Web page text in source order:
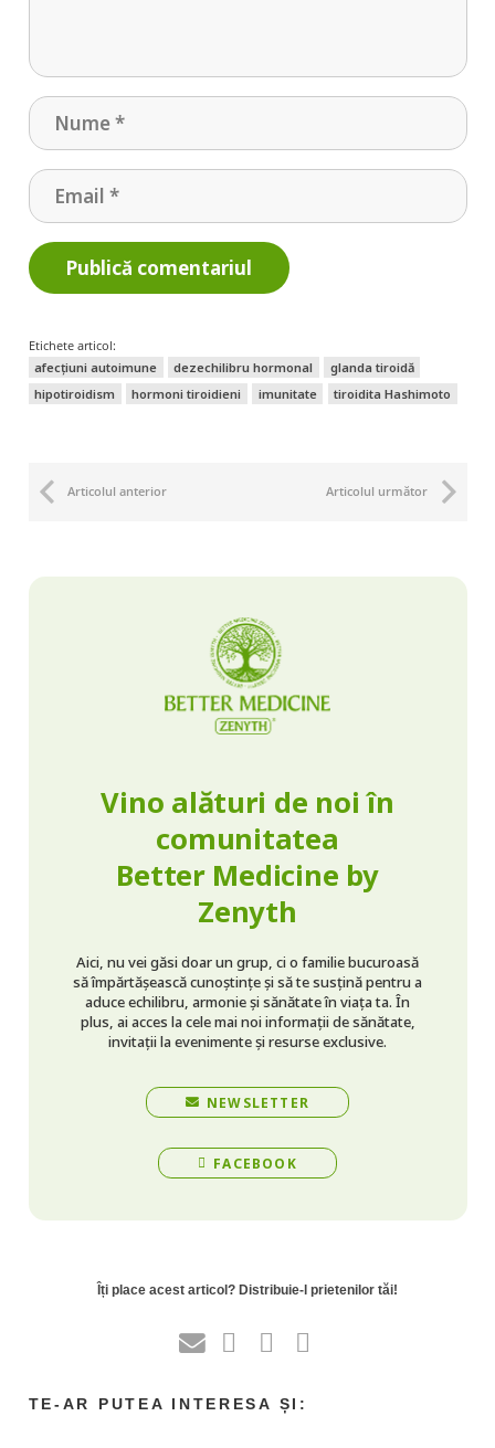
Publică comentariul
Etichete articol:
afecțiuni autoimune
dezechilibru hormonal
glanda tiroidă
hipotiroidism
hormoni tiroidieni imunitate tiroidita Hashimoto
Articolul anterior Articolul următor
Vino alături de noi în
comunitatea
Better Medicine by
Zenyth
Aici, nu vei găsi doar un grup, ci o familie bucuroasă
să împărtășească cunoștințe și să te susțină pentru a
aduce echilibru, armonie și sănătate în viața ta. În
plus, ai acces la cele mai noi informații de sănătate,
invitații la evenimente și resurse exclusive.
NEWSLETTER
FACEBOOK